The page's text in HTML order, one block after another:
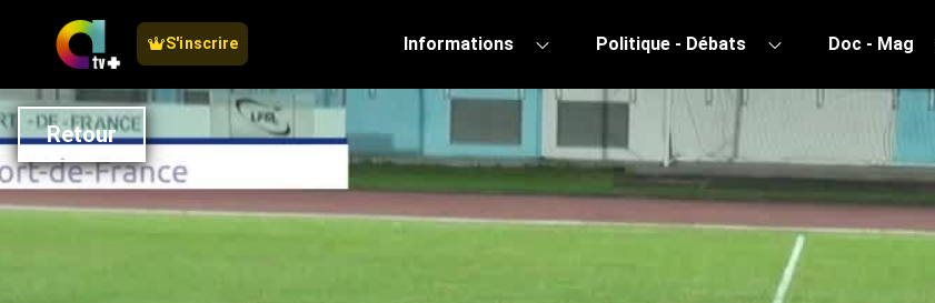
S'inscrire Informations Politique - Débats Doc - Mag
Retour